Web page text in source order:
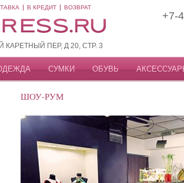
В КРЕДИТ ВОЗВРАТ
КАРЕТНЫЙ ПЕР, Д 20, СТР. 3
+7-
СУМКИ ОБУВЬ
ШОУ-РУМ